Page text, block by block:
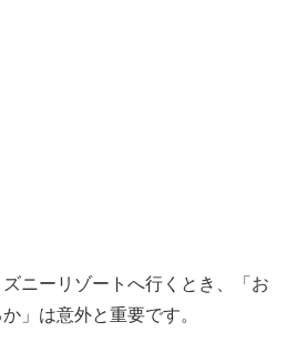
ニーリゾートへ行くとき、「お
」は意外と重要です。